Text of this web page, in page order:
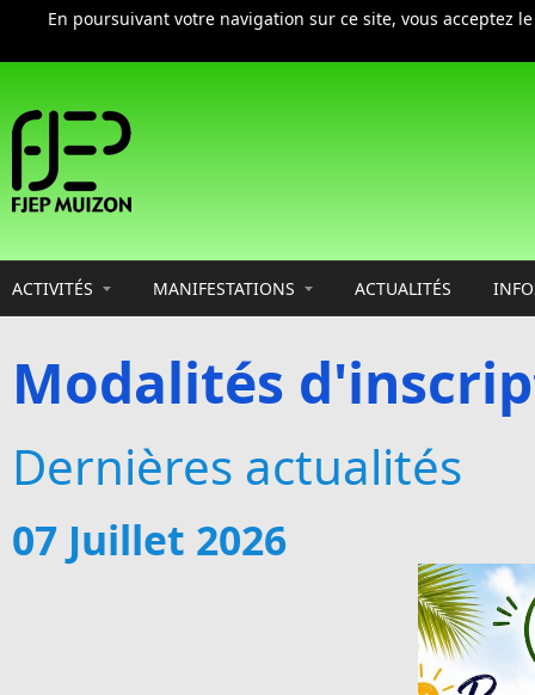
En poursuivant votre navigation sur ce site, vous acceptez
ACTIVITÉS MANIFESTATIONS ACTUALITÉS
Modalités
Dernières actualités
07 Juillet 2026